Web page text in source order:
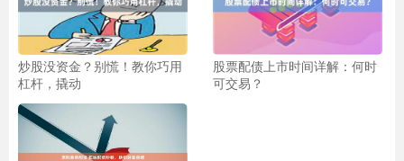
炒股没资金？别慌！教你巧用
杠杆，撬动
股票配债上市时间详解：何时
可交易？